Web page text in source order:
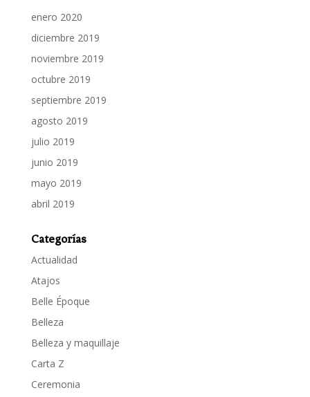
enero 2020
diciembre 2019
noviembre 2019
octubre 2019
septiembre 2019
agosto 2019
julio 2019
junio 2019
mayo 2019
abril 2019
Categorías
Actualidad
Atajos
Belle Époque
Belleza
Belleza y maquillaje
Carta Z
Ceremonia